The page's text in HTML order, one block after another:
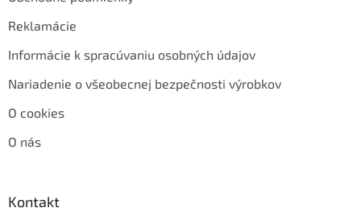
Reklamácie
Informácie k spracúvaniu osobných údajov
Nariadenie o všeobecnej bezpečnosti výrobkov
O cookies
O nás
Kontakt